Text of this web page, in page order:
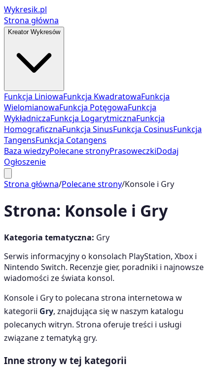
Wykresik.pl
Strona główna
Kreator Wykresów
Funkcja LiniowaFunkcja KwadratowaFunkcja
WielomianowaFunkcja PotęgowaFunkcja
WykładniczaFunkcja LogarytmicznaFunkcja
HomograficznaFunkcja SinusFunkcja CosinusFunkcja
TangensFunkcja Cotangens
Baza wiedzyPolecane stronyPrasoweczkiDodaj
Ogłoszenie
Strona główna/Polecane strony/Konsole i Gry
Strona: Konsole i Gry
Kategoria tematyczna: Gry
Serwis informacyjny o konsolach PlayStation, Xbox i
Nintendo Switch. Recenzje gier, poradniki i najnowsze
wiadomości ze świata konsol.
Konsole i Gryto polecana strona internetowa w
kategorii Gry, znajdująca się w naszym katalogu
polecanych witryn. Strona oferuje treści i usługi
związane z tematyką gry.
Inne strony w tej kategorii